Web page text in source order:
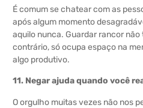
É comum se chatear com as
após algum momento
aquilo nunca. Guardar rancor
contrário, só ocupa espaço na
algo produtivo.
11. Negar ajuda quando você
O orgulho muitas vezes não nos